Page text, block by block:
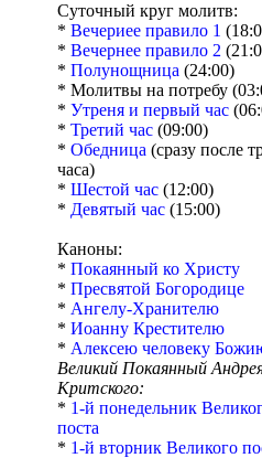
Суточный круг молитв:
* Вечериее правило 1
* Вечернее правило 2
* Полунощница (24:00)
* Молитвы на потребу
* Утреня и первый час
* Третий час (09:00)
* Обедница (сразу после
часа)
* Шестой час (12:00)
* Девятый час (15:00)
Каноны:
* Покаянный ко Христу
* Пресвятой Богородице
* Ангелу-Хранителю
* Иоанну Крестителю
* Алексею человеку
Великий Покаянный
Критского:
* 1-й понедельник
поста
* 1-й вторник Великого